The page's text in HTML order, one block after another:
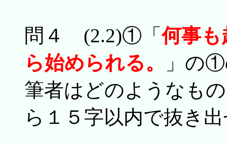
問４ (2.2)①「何事
ら始められる。
」の
筆者はどのようなも
ら１５字以内で抜き